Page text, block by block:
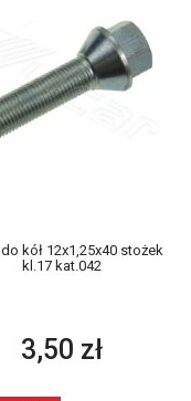
kół 12x1,25x40 stożek
kl.17 kat.042
3,50 zł